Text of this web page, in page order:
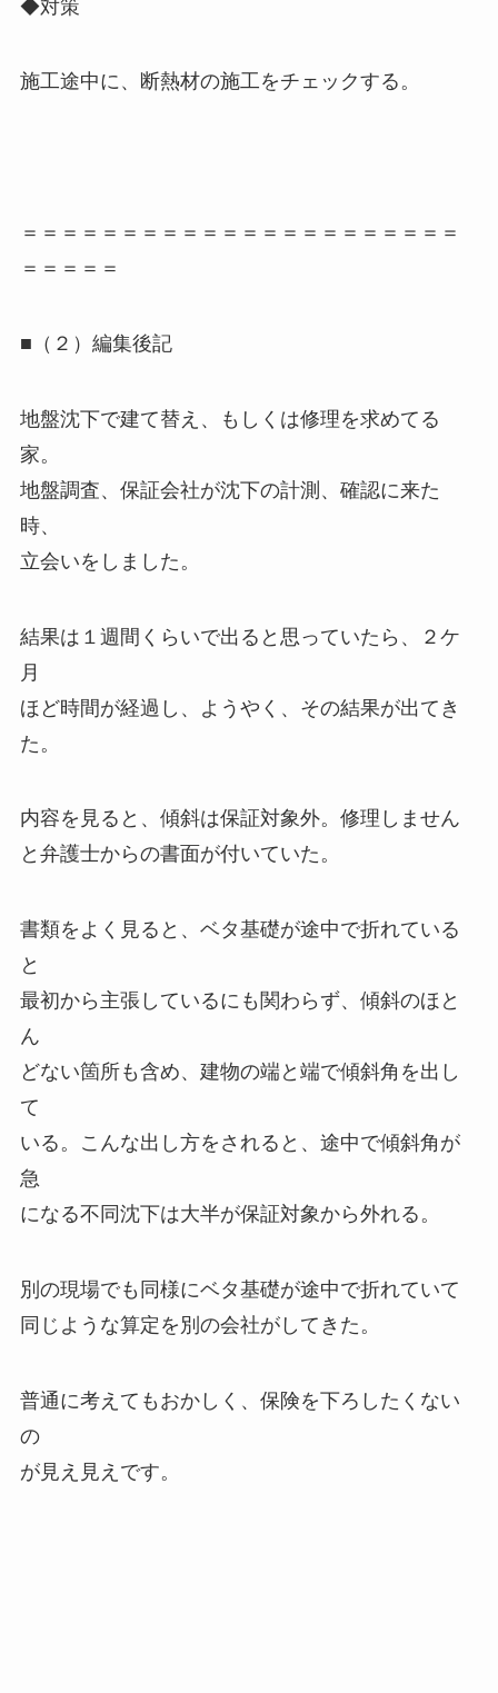
◆対策
施工途中に、断熱材の施工をチェックする。
＝＝＝＝＝＝＝＝＝＝＝＝＝＝＝＝＝＝＝＝＝＝
＝＝＝＝＝
■（２）編集後記
地盤沈下で建て替え、もしくは修理を求めてる
家。
地盤調査、保証会社が沈下の計測、確認に来た
時、
立会いをしました。
結果は１週間くらいで出ると思っていたら、２ケ
月
ほど時間が経過し、ようやく、その結果が出てき
た。
内容を見ると、傾斜は保証対象外。修理しません
と弁護士からの書面が付いていた。
書類をよく見ると、ベタ基礎が途中で折れている
と
最初から主張しているにも関わらず、傾斜のほと
ん
どない箇所も含め、建物の端と端で傾斜角を出し
て
いる。こんな出し方をされると、途中で傾斜角が
急
になる不同沈下は大半が保証対象から外れる。
別の現場でも同様にベタ基礎が途中で折れていて
同じような算定を別の会社がしてきた。
普通に考えてもおかしく、保険を下ろしたくない
の
が見え見えです。